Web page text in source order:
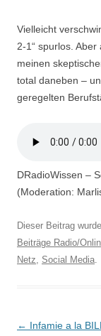
Vielleicht
2-1“ spurlos.
meinen
total daneben –
geregelten
DRadioWissen –
(Moderation:
Dieser Beitrag
Beiträge Radio/
Netz, Social Media.
← Infamie a la